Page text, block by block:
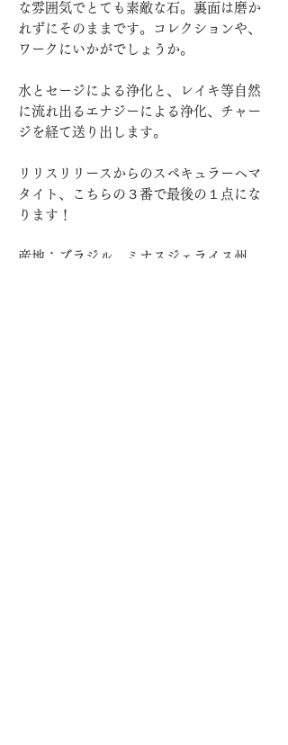
な雰囲気でとても素敵な石。裏面は磨か
れずにそのままです。コレクションや、
ワークにいかがでしょうか。
水とセージによる浄化と、レイキ等自然
に流れ出るエナジーによる浄化、チャー
ジを経て送り出します。
リリスリリースからのスペキュラーヘマ
タイト、こちらの３番で最後の１点にな
ります！
産地：ブラジル ミナスジェライス州